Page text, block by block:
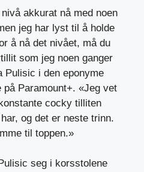
akkurat nå med noen
jeg har lyst til å holde
å nå det nivået, må du
som jeg noen ganger
Pulisic i den eponyme
Paramount+. «Jeg vet
cocky tilliten
og det er neste trinn.
til toppen.»
seg i korsstolene